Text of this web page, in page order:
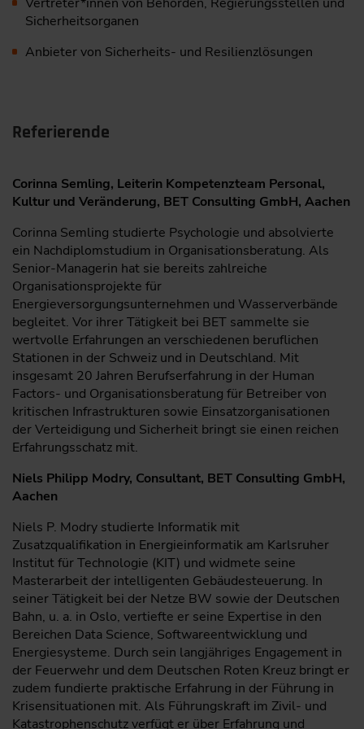
Sicherheitsorganen
Anbieter von Sicherheits- und Resilienzlösungen
Referierende
Corinna Semling, Leiterin Kompetenzteam Personal,
Kultur und Veränderung, BET Consulting GmbH, Aachen
Corinna Semling studierte Psychologie und absolvierte
ein Nachdiplomstudium in Organisationsberatung. Als
Senior-Managerin hat sie bereits zahlreiche
Organisationsprojekte für
Energieversorgungsunternehmen und Wasserverbände
begleitet. Vor ihrer Tätigkeit bei BET sammelte sie
wertvolle Erfahrungen an verschiedenen beruflichen
Stationen in der Schweiz und in Deutschland. Mit
insgesamt 20 Jahren Berufserfahrung in der Human
Factors- und Organisationsberatung für Betreiber von
kritischen Infrastrukturen sowie Einsatzorganisationen
der Verteidigung und Sicherheit bringt sie einen reichen
Erfahrungsschatz mit.
Niels Philipp Modry, Consultant, BET Consulting GmbH,
Aachen
Niels P. Modry studierte Informatik mit
Zusatzqualifikation in Energieinformatik am Karlsruher
Institut für Technologie (KIT) und widmete seine
Masterarbeit der intelligenten Gebäudesteuerung. In
seiner Tätigkeit bei der Netze BW sowie der Deutschen
Bahn, u. a. in Oslo, vertiefte er seine Expertise in den
Bereichen Data Science, Softwareentwicklung und
Energiesysteme. Durch sein langjähriges Engagement in
der Feuerwehr und dem Deutschen Roten Kreuz bringt er
zudem fundierte praktische Erfahrung in der Führung in
Krisensituationen mit. Als Führungskraft im Zivil- und
Katastrophenschutz verfügt er über Erfahrung und